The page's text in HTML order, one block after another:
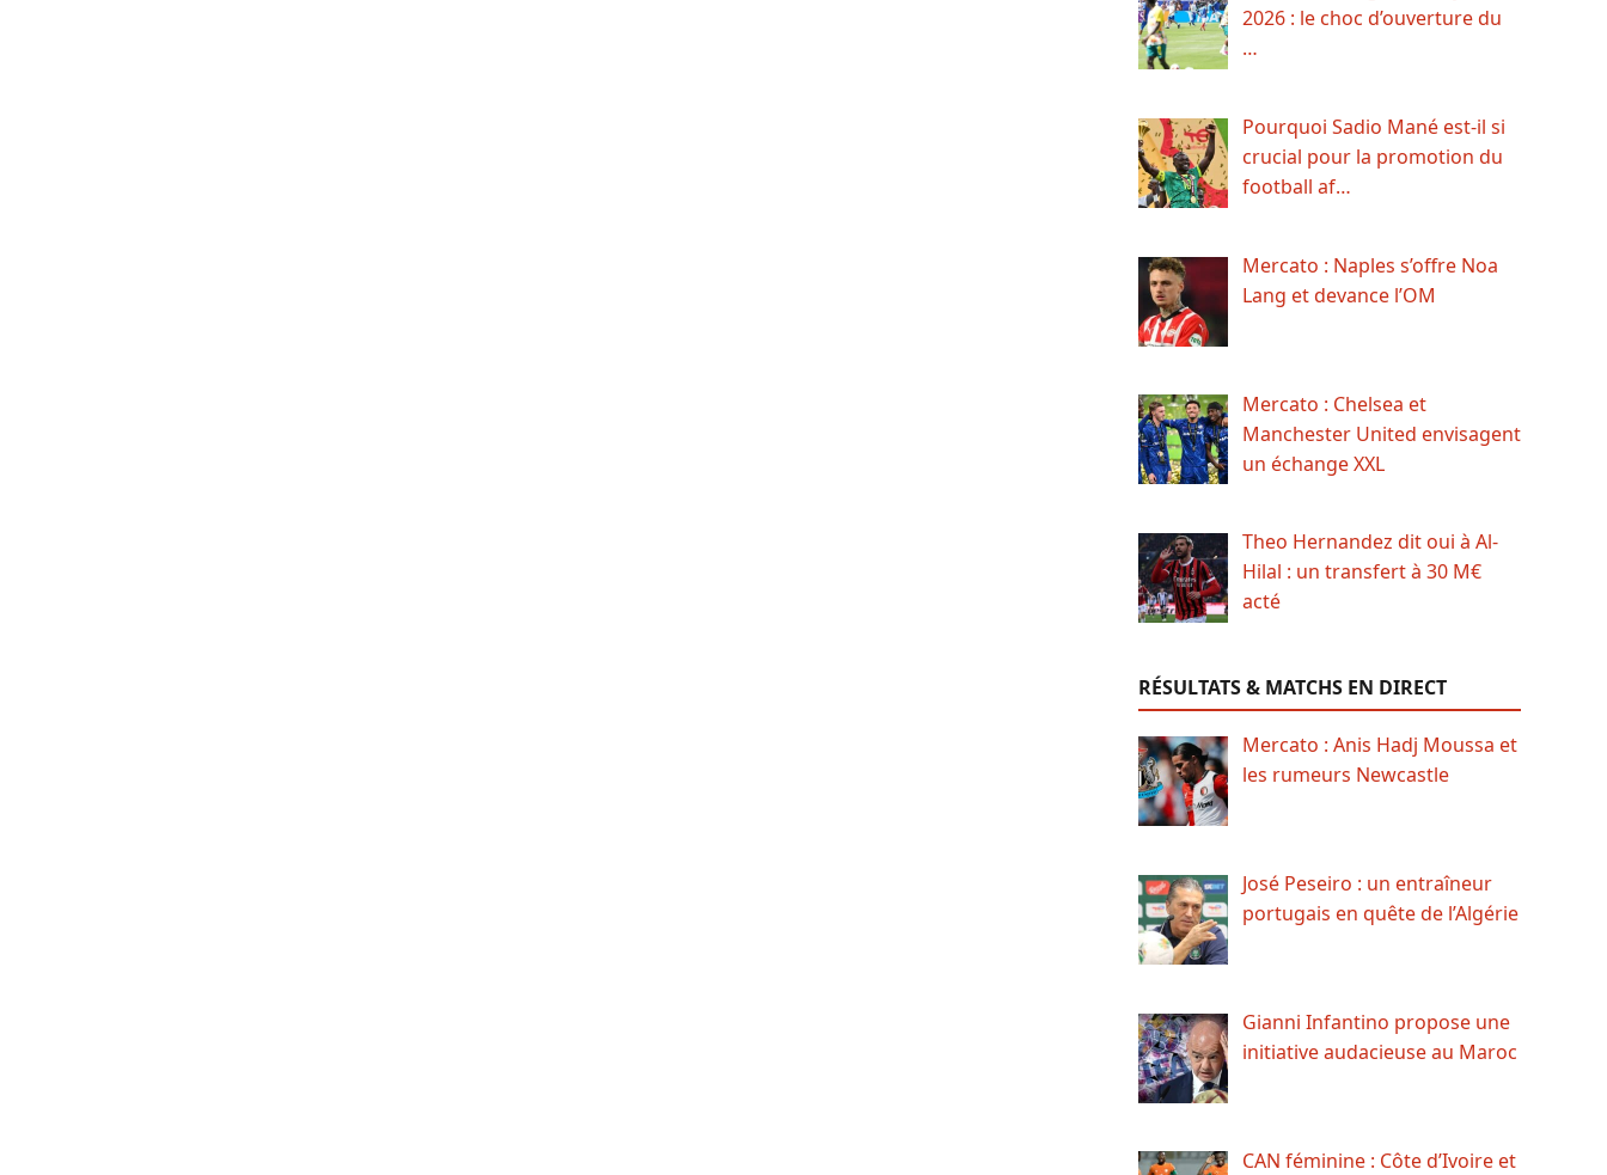
2026 : le choc d’ouverture du
…
Pourquoi Sadio Mané est-il si
crucial pour la promotion du
football af…
Mercato : Naples s’offre Noa
Lang et devance l’OM
Mercato : Chelsea et
Manchester United envisagent
un échange XXL
Theo Hernandez dit oui à Al-
Hilal : un transfert à 30 M€
acté
RÉSULTATS & MATCHS EN DIRECT
Mercato : Anis Hadj Moussa et
les rumeurs Newcastle
José Peseiro : un entraîneur
portugais en quête de l’Algérie
Gianni Infantino propose une
initiative audacieuse au Maroc
CAN féminine : Côte d’Ivoire et